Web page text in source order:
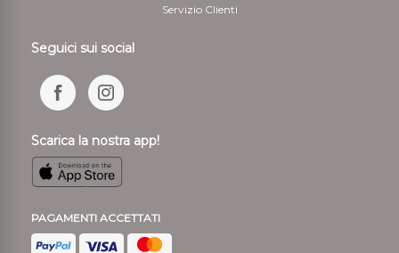
Servizio Clienti
Seguici sui social
Scarica la nostra app!
PAGAMENTI ACCETTATI